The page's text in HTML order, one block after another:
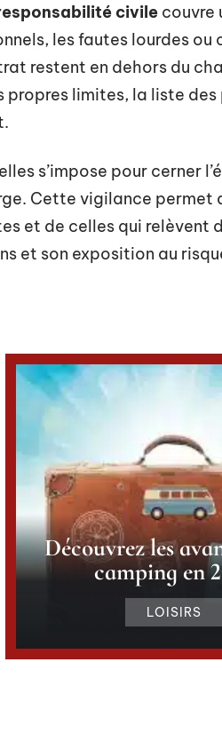
civile couvre
les fautes lourdes ou
restent en dehors du
limites, la liste des
s’impose pour cerner
Cette vigilance permet
et de celles qui relèvent
et son exposition au
Découvrez les
camping en
LOISIRS